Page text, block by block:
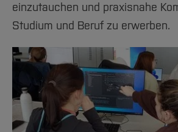
einzutauchen und praxisnahe
Studium und Beruf zu erwerben.